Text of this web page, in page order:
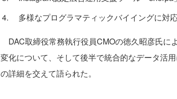
多様なプログラマティックバイイングに対
DAC取締役常務執行役員CMOの徳久昭彦氏に
変化について、そして後半で統合的なデータ活
の詳細を交えて語られた。